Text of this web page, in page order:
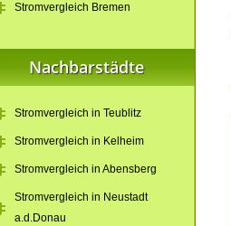
Stromvergleich Bremen
Nachbarstädte
Stromvergleich in Teublitz
Stromvergleich in Kelheim
Stromvergleich in Abensberg
Stromvergleich in Neustadt
a.d.Donau